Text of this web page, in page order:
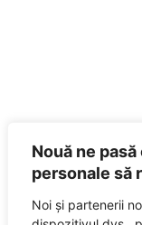
Nouă ne
personale să
Noi și partenerii